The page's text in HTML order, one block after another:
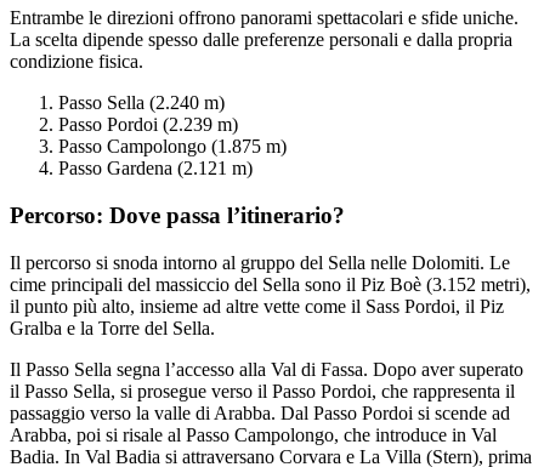
Entrambe le direzioni offrono panorami spettacolari e sfide uniche.
La scelta dipende spesso dalle preferenze personali e dalla propria
condizione fisica.
Passo Sella (2.240 m)
Passo Pordoi (2.239 m)
Passo Campolongo (1.875 m)
Passo Gardena (2.121 m)
Percorso: Dove passa l’itinerario?
Il percorso si snoda intorno al gruppo del Sella nelle Dolomiti. Le
cime principali del massiccio del Sella sono il Piz Boè (3.152 metri),
il punto più alto, insieme ad altre vette come il Sass Pordoi, il Piz
Gralba e la Torre del Sella.
Il Passo Sella segna l’accesso alla Val di Fassa. Dopo aver superato
il Passo Sella, si prosegue verso il Passo Pordoi, che rappresenta il
passaggio verso la valle di Arabba. Dal Passo Pordoi si scende ad
Arabba, poi si risale al Passo Campolongo, che introduce in Val
Badia. In Val Badia si attraversano Corvara e La Villa (Stern), prima